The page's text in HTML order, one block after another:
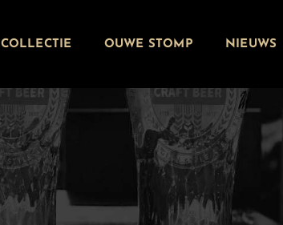
COLLECTIE OUWE STOMP NIEUWS